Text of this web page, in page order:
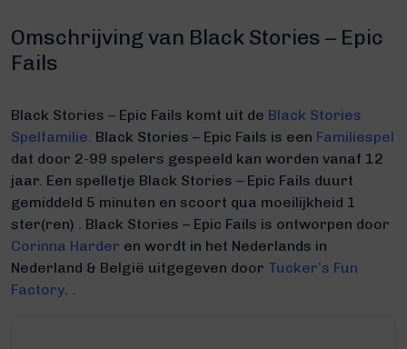
Omschrijving van Black Stories – Epic
Fails
Black Stories – Epic Fails komt uit de Black Stories
Spelfamilie. Black Stories – Epic Fails is een Familiespel
dat door 2-99 spelers gespeeld kan worden vanaf 12
jaar. Een spelletje Black Stories – Epic Fails duurt
gemiddeld 5 minuten en scoort qua moeilijkheid 1
ster(ren) . Black Stories – Epic Fails is ontworpen door
Corinna Harder en wordt in het Nederlands in
Nederland & België uitgegeven door Tucker’s Fun
Factory. .